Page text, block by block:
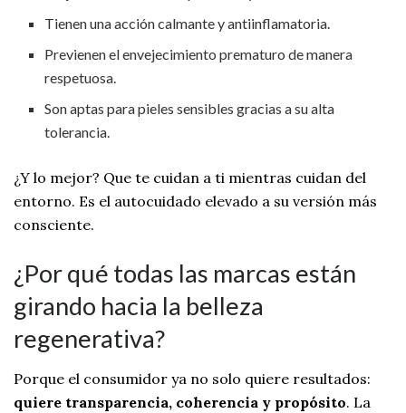
Tienen una acción calmante y antiinflamatoria.
Previenen el envejecimiento prematuro de manera
respetuosa.
Son aptas para pieles sensibles gracias a su alta
tolerancia.
¿Y lo mejor? Que te cuidan a ti mientras cuidan del
entorno. Es el autocuidado elevado a su versión más
consciente.
¿Por qué todas las marcas están
girando hacia la belleza
regenerativa?
Porque el consumidor ya no solo quiere resultados:
quiere transparencia, coherencia y propósito. La